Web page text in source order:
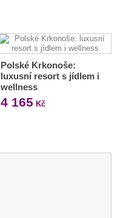
Polské Krkonoše:
luxusní resort s jídlem i
wellness
4 165 Kč